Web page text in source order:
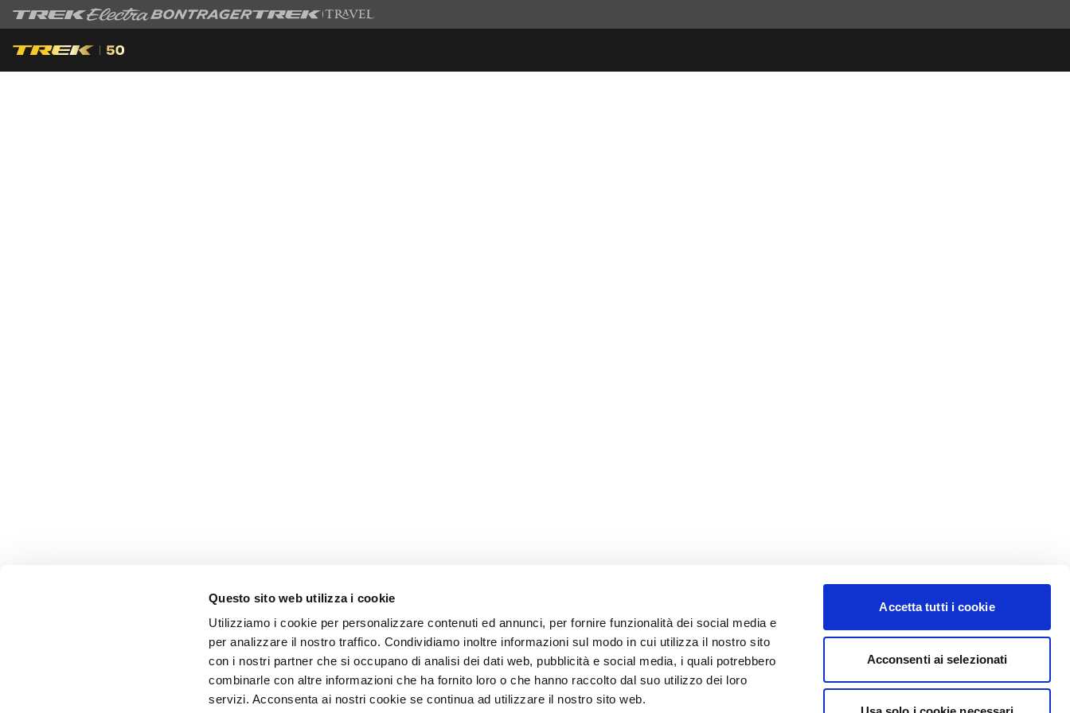
Questo sito web utilizza i cookie
Utilizziamo i cookie per personalizzare contenuti ed annunci, per fornire funzionalità dei social media e
per analizzare il nostro traffico. Condividiamo inoltre informazioni sul modo in cui utilizza il nostro sito
con i nostri partner che si occupano di analisi dei dati web, pubblicità e social media, i quali potrebbero
combinarle con altre informazioni che ha fornito loro o che hanno raccolto dal suo utilizzo dei loro
servizi. Acconsenta ai nostri cookie se continua ad utilizzare il nostro sito web.
Accetta tutti i cookie
Acconsenti ai selezionati